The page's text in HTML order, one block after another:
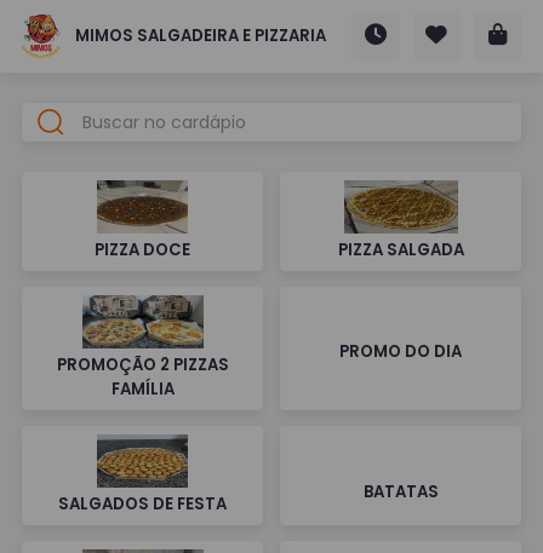
MIMOS SALGADEIRA E PIZZARIA
PIZZA DOCE PIZZA SALGADA
PROMOÇÃO 2 PIZZAS
FAMÍLIA
PROMO DO DIA
SALGADOS DE FESTA
BATATAS